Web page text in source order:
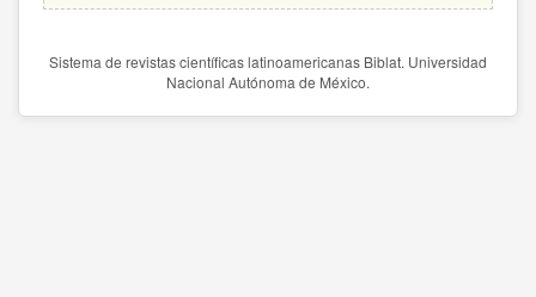
Sistema de revistas científicas latinoamericanas Biblat. Universidad
Nacional Autónoma de México.